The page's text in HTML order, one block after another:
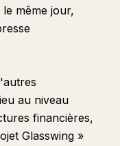
même jour,
au niveau
financières,
Glasswing »